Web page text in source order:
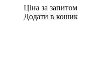
Ціна за запитом
Додати в кошик